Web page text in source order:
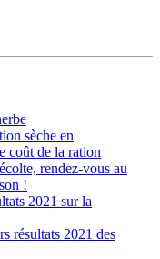
sèche en
coût de la ration
rendez-vous au
!
2021 sur la
résultats 2021 des